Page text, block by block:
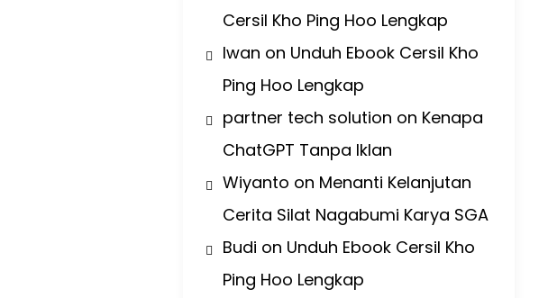
Cersil Kho Ping Hoo Lengkap
Iwan on Unduh Ebook Cersil Kho
Ping Hoo Lengkap
partner tech solution on Kenapa
ChatGPT Tanpa Iklan
Wiyanto on Menanti Kelanjutan
Cerita Silat Nagabumi Karya SGA
Budi on Unduh Ebook Cersil Kho
Ping Hoo Lengkap